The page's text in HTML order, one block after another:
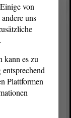
auf unserer
die 97
Was macht
(Bitten und
gibt es auch in
von
uns
kann es zu
Plattformen